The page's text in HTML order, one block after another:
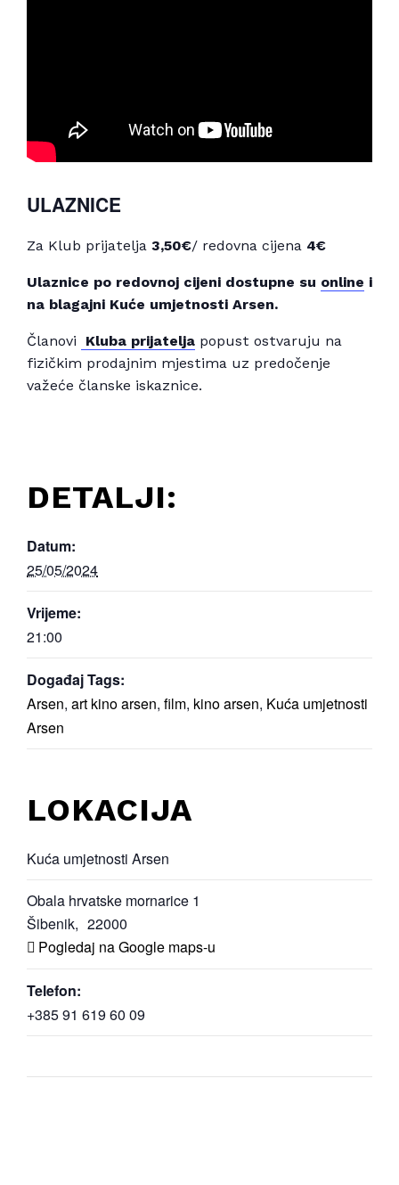
ULAZNICE
Za Klub prijatelja 3,50€/ redovna cijena 4€
Ulaznice po redovnoj cijeni dostupne su online i
na blagajni Kuće umjetnosti Arsen.
Članovi Kluba prijatelja popust ostvaruju na
fizičkim prodajnim mjestima uz predočenje
važeće članske iskaznice.
DETALJI:
Datum:
25/05/2024
Vrijeme:
21:00
Događaj Tags:
Arsen, art kino arsen, film, kino arsen, Kuća umjetnosti
Arsen
LOKACIJA
Kuća umjetnosti Arsen
Obala hrvatske mornarice 1
Šibenik, 22000
Pogledaj na Google maps-u
Telefon:
+385 91 619 60 09